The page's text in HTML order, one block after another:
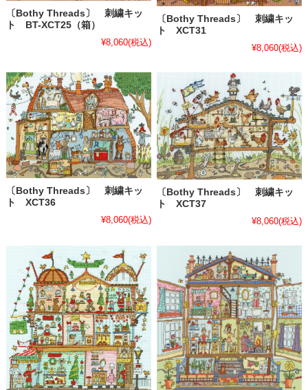
〔Bothy Threads〕 刺繍キッ
ト BT-XCT25（箱）
¥8,060(税込)
〔Bothy Threads〕 刺繍キッ
ト XCT31
¥8,060(税込)
〔Bothy Threads〕 刺繍キッ
ト XCT36
¥8,060(税込)
〔Bothy Threads〕 刺繍キッ
ト XCT37
¥8,060(税込)